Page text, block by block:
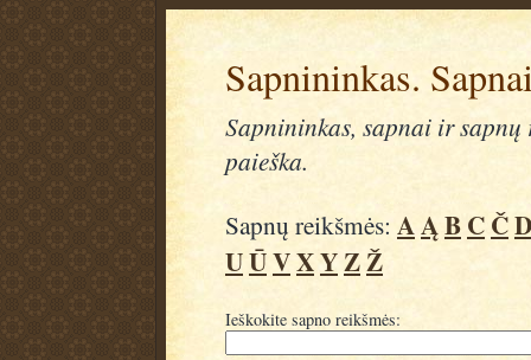
Sapnininkas.
Sapnininkas, sapnai ir
paieška.
Sapnų reikšmės: AĄBCČD
UŪVXYZŽ
Ieškokite sapno reikšmės: